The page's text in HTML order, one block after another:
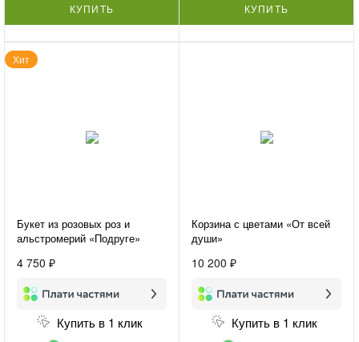
КУПИТЬ КУПИТЬ
Хит
Букет из розовых роз и
альстромерий «Подруге»
4 750 ₽
Купить в 1 клик
Корзина с цветами «От всей
души»
10 200 ₽
Купить в 1 клик